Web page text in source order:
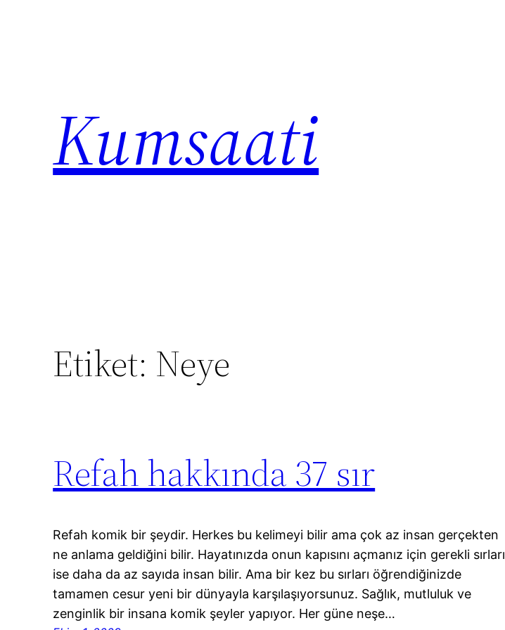
Kumsaati
Etiket: Neye
Refah hakkında 37 sır
Refah komik bir şeydir. Herkes bu kelimeyi bilir ama çok az insan gerçekten
ne anlama geldiğini bilir. Hayatınızda onun kapısını açmanız için gerekli sırları
ise daha da az sayıda insan bilir. Ama bir kez bu sırları öğrendiğinizde
tamamen cesur yeni bir dünyayla karşılaşıyorsunuz. Sağlık, mutluluk ve
zenginlik bir insana komik şeyler yapıyor. Her güne neşe…